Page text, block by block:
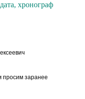
хронограф
просим заранее